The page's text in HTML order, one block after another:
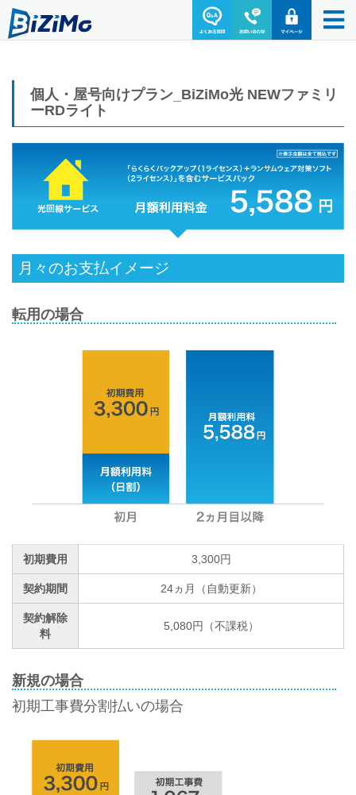
個人・屋号向けプラン_BiZiMo光 NEWファミリ
ーRDライト
月々のお支払イメージ
転用の場合
初期費用 3,300円
契約期間 24ヵ月（自動更新）
契約解除
料
5,080円（不課税）
新規の場合
初期工事費分割払いの場合